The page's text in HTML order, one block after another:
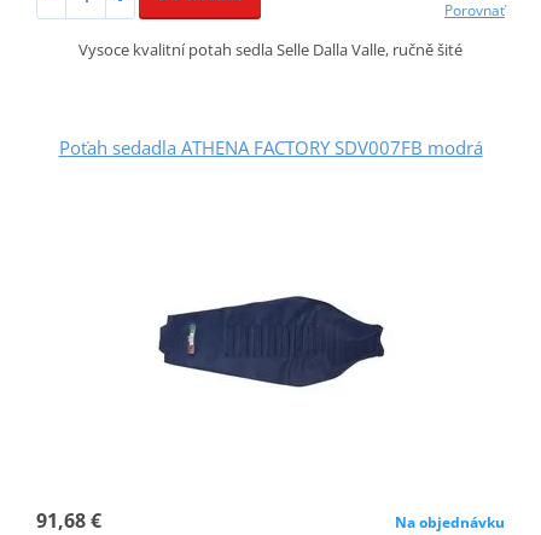
Porovnať
Vysoce kvalitní potah sedla Selle Dalla Valle, ručně šité
Poťah sedadla ATHENA FACTORY SDV007FB modrá
91,68 € Na objednávku